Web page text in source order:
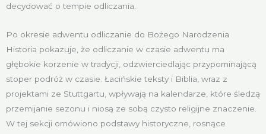
decydować o tempie odliczania.
Po okresie adwentu odliczanie do Bożego Narodzenia
Historia pokazuje, że odliczanie w czasie adwentu ma
głębokie korzenie w tradycji, odzwierciedlając przypominającą
stoper podróż w czasie. Łacińskie teksty i Biblia, wraz z
projektami ze Stuttgartu, wpływają na kalendarze, które śledzą
przemijanie sezonu i niosą ze sobą czysto religijne znaczenie.
W tej sekcji omówiono podstawy historyczne, rosnące